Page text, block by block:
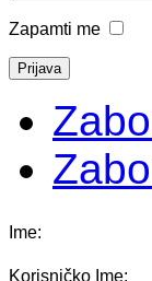
Zapamti me
Ime:
Korisničko Ime: